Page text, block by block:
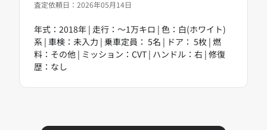
査定依頼日：2026年05月14日
年式：2018年 | 走行：～1万キロ | 色：白(ホワイト)
系 | 車検：未入力 | 乗車定員： 5名 | ドア： 5枚 | 燃
料：その他 | ミッション：CVT | ハンドル：右 | 修復
歴：なし